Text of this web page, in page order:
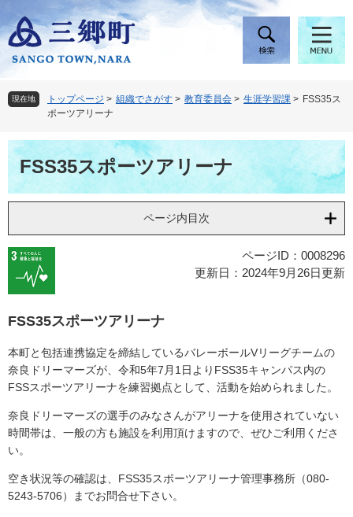
ー
ジ
頭
で
。
ニ
ュ
飛
ば
て
現在地 トップページ > 組織でさがす > 教育委員会 > 生涯学習課 > FSS35ス
ポーツアリーナ
本
文FSS35スポーツアリーナ
ページ内目次
ページID：0008296
更新日：2024年9月26日更新
FSS35スポーツアリーナ
本町と包括連携協定を締結しているバレーボールVリーグチームの
奈良ドリーマーズが、令和5年7月1日よりFSS35キャンパス内の
FSSスポーツアリーナを練習拠点として、活動を始められました。
奈良ドリーマーズの選手のみなさんがアリーナを使用されていない
時間帯は、一般の方も施設を利用頂けますので、ぜひご利用くださ
い。
空き状況等の確認は、FSS35スポーツアリーナ管理事務所（080-
5243-5706）までお問合せ下さい。